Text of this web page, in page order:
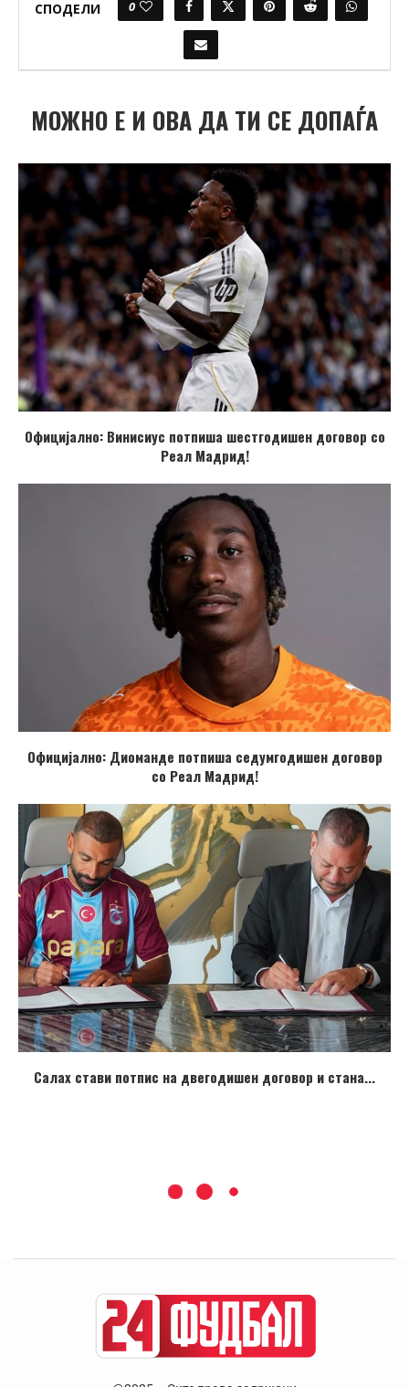
СПОДЕЛИ 0
МОЖНО Е И ОВА ДА ТИ СЕ ДОПАЃА
Официјално: Винисиус потпиша шестгодишен договор со
Реал Мадрид!
Официјално: Диоманде потпиша седумгодишен договор
со Реал Мадрид!
Салах стави потпис на двегодишен договор и стана...